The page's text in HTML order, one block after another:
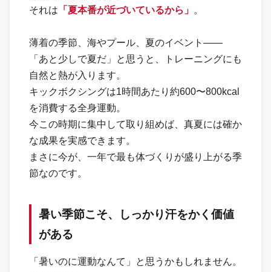
それは 「夏本番が近づいているから」 。
薄着の季節、海やプール、夏のイベント——
「あと少しで夏だ」と思うと、トレーニングにも
自然と熱が入ります。
キックボクシングは1時間あたり約600〜800kcal
を消費する全身運動。
今この時期に集中して取り組めば、真夏には確か
な成果を実感できます。
まさに今が、一年で最も体づくりが盛り上がる季
節なのです。
暑い季節こそ、しっかり汗をかく価値
がある
「暑いのに運動なんて」と思うかもしれません。